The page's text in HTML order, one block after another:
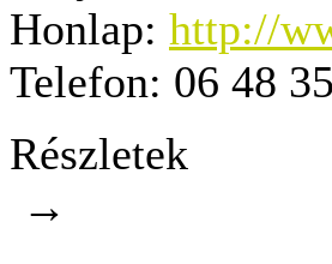
Honlap: http://
Telefon: 06 48
Részletek
→